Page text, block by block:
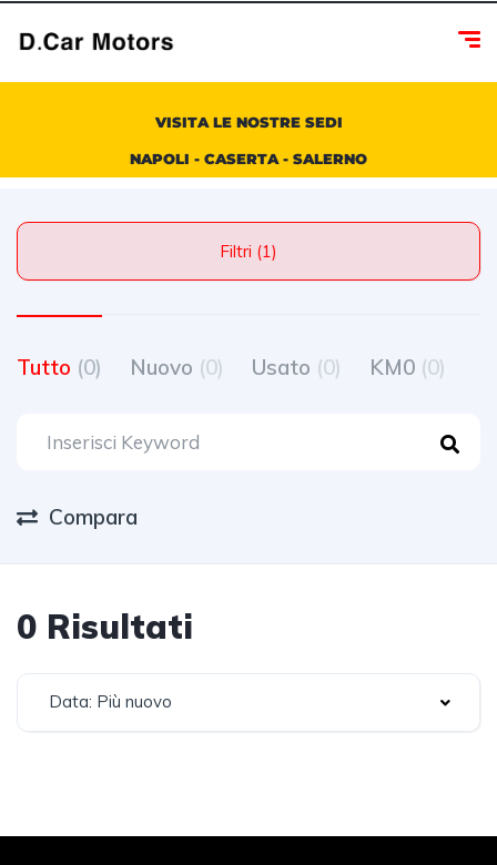
VISITA LE NOSTRE SEDI
NAPOLI - CASERTA - SALERNO
Filtri (1)
Tutto (0) Nuovo (0) Usato (0) KM0 (0)
Compara
0 Risultati
Data: Più nuovo